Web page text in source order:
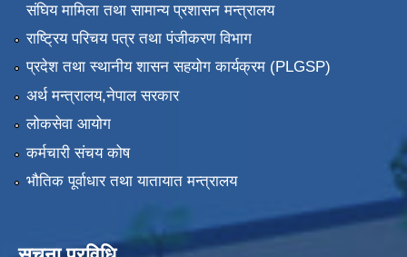
संघिय मामिला तथा सामान्य प्रशासन मन्त्रालय
राष्ट्रिय परिचय पत्र तथा पंजीकरण विभाग
प्रदेश तथा स्थानीय शासन सहयोग कार्यक्रम (PLGSP)
अर्थ मन्त्रालय,नेपाल सरकार
लोकसेवा आयोग
कर्मचारी संचय कोष
भौतिक पूर्वाधार तथा यातायात मन्त्रालय